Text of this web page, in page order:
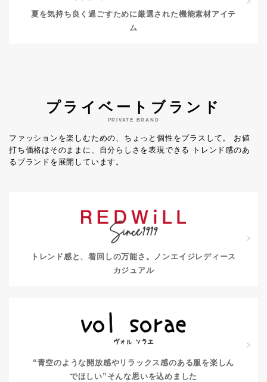
夏を気持ち良く過ごすために 厳選された機能素材アイテ
ム
プライベートブランド
PRIVATE BRAND
ファッションを楽しむための、ちょっと個性をプラスして。
お値
打ち価格はそのままに、自分らしさを表現できる
トレンド感のあ
るブランドを展開しています。
トレンド感と、着回しの万能さ。
ノンエイジレディース
カジュアル
“青空のような開放感やリラックス感のある服を楽しん
でほしい” そんな思いを込めました